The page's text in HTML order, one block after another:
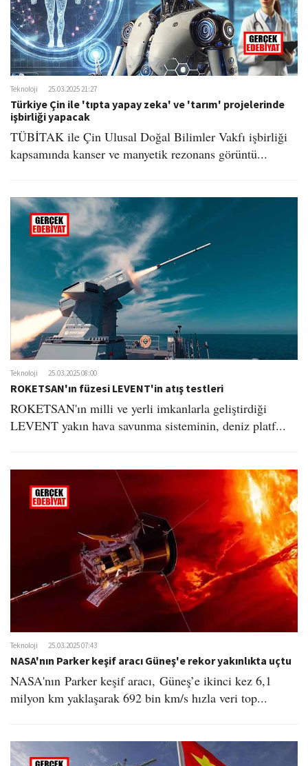
Teknoloji 25.03.2025 21:27
Türkiye Çin ile 'tıpta yapay zeka' ve 'tarım' projelerinde
işbirliği yapacak
TÜBİTAK ile Çin Ulusal Doğal Bilimler Vakfı işbirliği
kapsamında kanser ve manyetik rezonans görüntü...
Teknoloji 25.03.2025 08:00
ROKETSAN'ın füzesi LEVENT'in atış testleri
ROKETSAN'ın milli ve yerli imkanlarla geliştirdiği
LEVENT yakın hava savunma sisteminin, deniz platf...
Teknoloji 25.03.2025 07:43
NASA'nın Parker keşif aracı Güneş'e rekor yakınlıkta uçtu
NASA'nın Parker keşif aracı, Güneş’e ikinci kez 6,1
milyon km yaklaşarak 692 bin km/s hızla veri top...